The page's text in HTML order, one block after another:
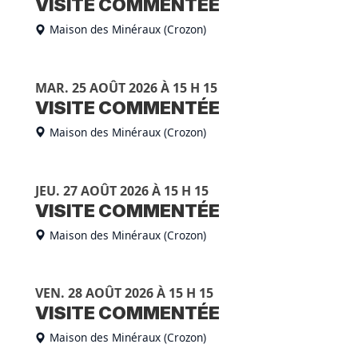
VISITE COMMENTÉE
Maison des Minéraux (Crozon)
MAR. 25 AOÛT 2026 À 15 H 15
VISITE COMMENTÉE
Maison des Minéraux (Crozon)
JEU. 27 AOÛT 2026 À 15 H 15
VISITE COMMENTÉE
Maison des Minéraux (Crozon)
VEN. 28 AOÛT 2026 À 15 H 15
VISITE COMMENTÉE
Maison des Minéraux (Crozon)